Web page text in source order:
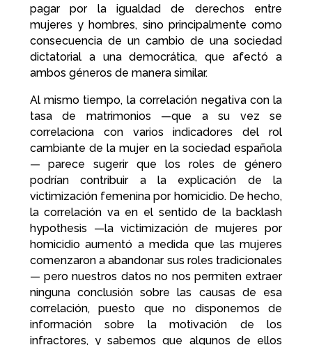
pagar por la igualdad de derechos entre
mujeres y hombres, sino principalmente como
consecuencia de un cambio de una sociedad
dictatorial a una democrática, que afectó a
ambos géneros de manera similar.
Al mismo tiempo, la correlación negativa con la
tasa de matrimonios —que a su vez se
correlaciona con varios indicadores del rol
cambiante de la mujer en la sociedad española
— parece sugerir que los roles de género
podrían contribuir a la explicación de la
victimización femenina por homicidio. De hecho,
la correlación va en el sentido de la backlash
hypothesis —la victimización de mujeres por
homicidio aumentó a medida que las mujeres
comenzaron a abandonar sus roles tradicionales
— pero nuestros datos no nos permiten extraer
ninguna conclusión sobre las causas de esa
correlación, puesto que no disponemos de
información sobre la motivación de los
infractores, y sabemos que algunos de ellos